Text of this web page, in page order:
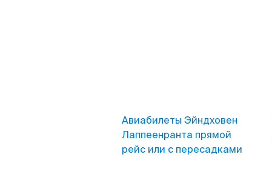
Авиабилеты Эйндховен
Лаппеенранта прямой
рейс или с пересадками